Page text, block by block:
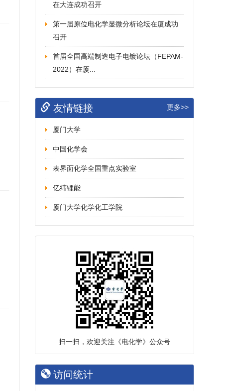
在大连成功召开
第一届原位电化学显微分析论坛在厦成功
召开
首届全国高端制造电子电镀论坛（FEPAM-
2022）在厦...
友情链接 更多>>
厦门大学
中国化学会
表界面化学全国重点实验室
亿纬锂能
厦门大学化学化工学院
扫一扫，欢迎关注《电化学》公众号
访问统计